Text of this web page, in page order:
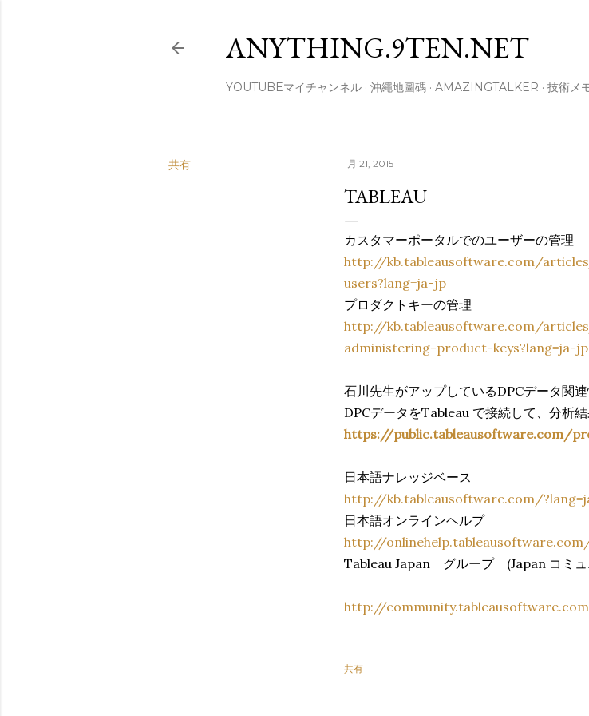
ANYTHING.9TEN.NET
YOUTUBEマイチャンネル 沖繩地圖碼 AMAZINGTALKER 技術メ
共有 1月 21, 2015
TABLEAU
カスタマーポータルでのユーザーの管理
http://kb.tableausoftware.com/
users?lang=ja-jp
プロダクトキーの管理
http://kb.tableausoftware.com/
administering-product-keys?lang=ja-jp
石川先生がアップしているDPCデータ関連
DPCデータをTableau で接続して、分析
https://public.tableausoftware.com/
日本語ナレッジベース
http://kb.tableausoftware.com/
日本語オンラインヘルプ
http://
Tableau Japan グループ (Japan コミ
http://
共有